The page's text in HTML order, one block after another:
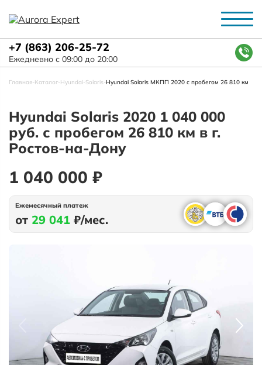
+7 (863) 206-25-72
Ежедневно с 09:00 до 20:00
Главная-Каталог-Hyundai-Solaris-Hyundai Solaris МКПП 2020 с пробегом 26 810 км
Hyundai Solaris 2020 1 040 000
руб. с пробегом 26 810 км в г.
Ростов-на-Дону
1 040 000 ₽
Ежемесячный платеж
от 29 041 ₽/мес.